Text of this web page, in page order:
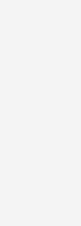
Die
Rolle gespielt,
Heiko Braun ist
Einsatz der
auf die